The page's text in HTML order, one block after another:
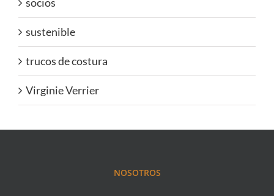
sustenible
trucos de costura
Virginie Verrier
NOSOTROS